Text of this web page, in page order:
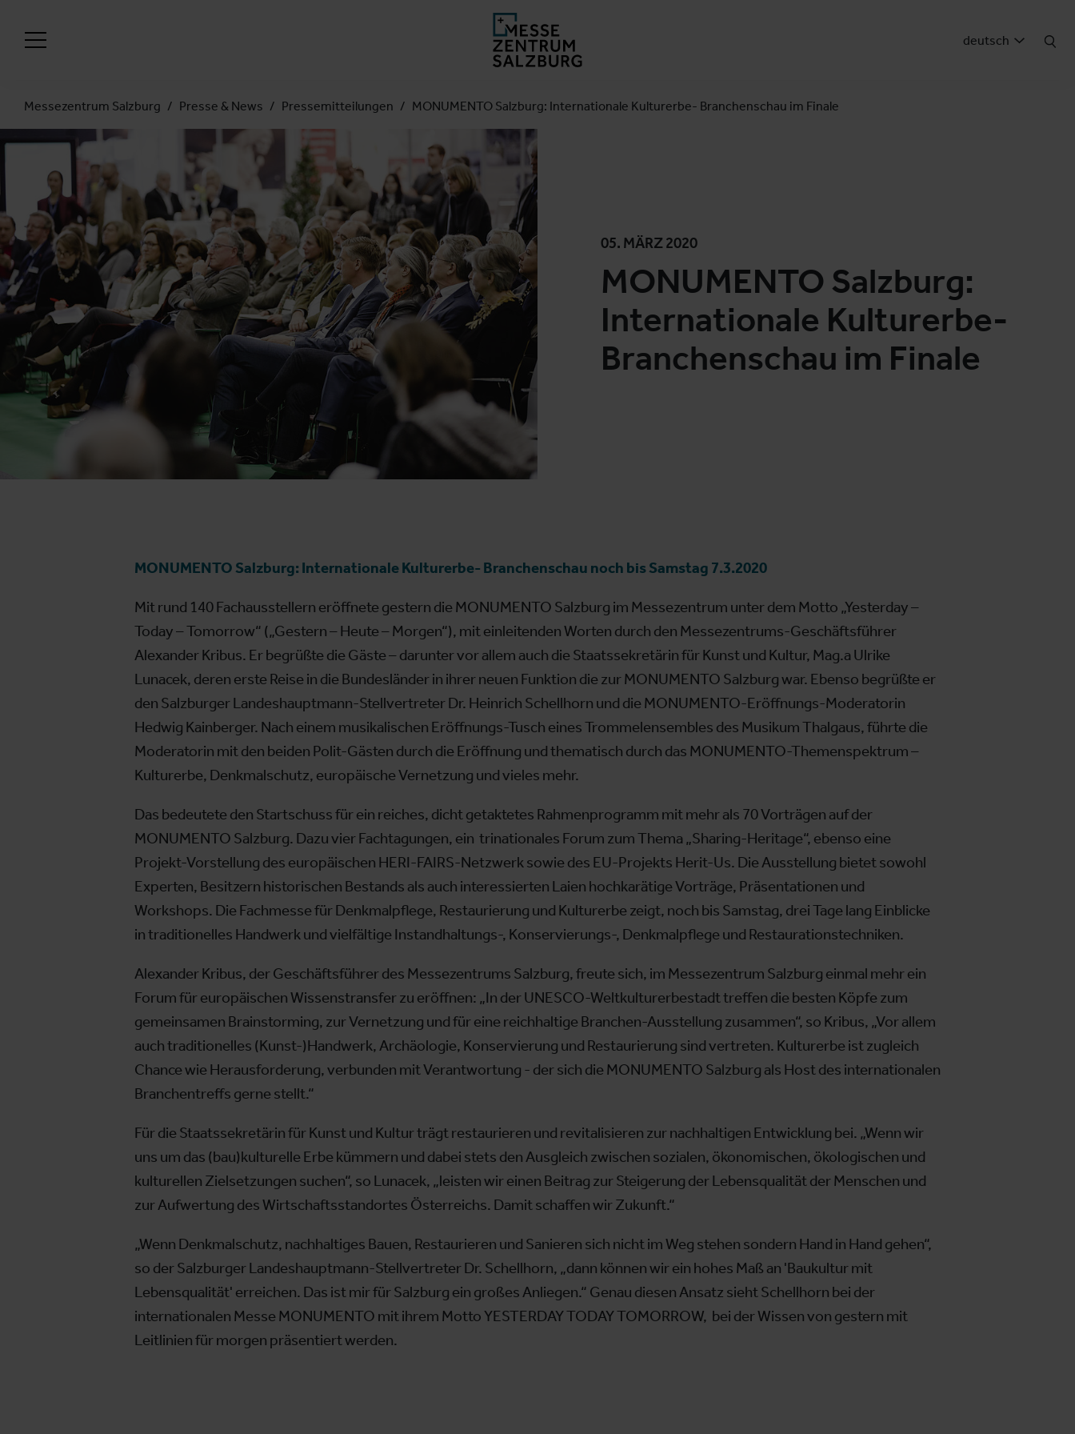
deutsch
Messezentrum Salzburg Presse & News Pressemitteilungen MONUMENTO Salzburg: Internationale Kulturerbe- Branchenschau im Finale
05. MÄRZ 2020
MONUMENTO Salzburg:
Internationale Kulturerbe-
Branchenschau im Finale
MONUMENTO Salzburg: Internationale Kulturerbe- Branchenschau noch bis Samstag 7.3.2020
Mit rund 140 Fachausstellern eröffnete gestern die MONUMENTO Salzburg im Messezentrum unter dem Motto „Yesterday –
Today – Tomorrow“ („Gestern – Heute – Morgen“), mit einleitenden Worten durch den Messezentrums-Geschäftsführer
Alexander Kribus. Er begrüßte die Gäste – darunter vor allem auch die Staatssekretärin für Kunst und Kultur, Mag.a Ulrike
Lunacek, deren erste Reise in die Bundesländer in ihrer neuen Funktion die zur MONUMENTO Salzburg war. Ebenso begrüßte er
den Salzburger Landeshauptmann-Stellvertreter Dr. Heinrich Schellhorn und die MONUMENTO-Eröffnungs-Moderatorin
Hedwig Kainberger. Nach einem musikalischen Eröffnungs-Tusch eines Trommelensembles des Musikum Thalgaus, führte die
Moderatorin mit den beiden Polit-Gästen durch die Eröffnung und thematisch durch das MONUMENTO-Themenspektrum –
Kulturerbe, Denkmalschutz, europäische Vernetzung und vieles mehr.
Das bedeutete den Startschuss für ein reiches, dicht getaktetes Rahmenprogramm mit mehr als 70 Vorträgen auf der
MONUMENTO Salzburg. Dazu vier Fachtagungen, ein trinationales Forum zum Thema „Sharing-Heritage“, ebenso eine
Projekt-Vorstellung des europäischen HERI-FAIRS-Netzwerk sowie des EU-Projekts Herit-Us. Die Ausstellung bietet sowohl
Experten, Besitzern historischen Bestands als auch interessierten Laien hochkarätige Vorträge, Präsentationen und
Workshops. Die Fachmesse für Denkmalpflege, Restaurierung und Kulturerbe zeigt, noch bis Samstag, drei Tage lang Einblicke
in traditionelles Handwerk und vielfältige Instandhaltungs-, Konservierungs-, Denkmalpflege und Restaurationstechniken.
Alexander Kribus, der Geschäftsführer des Messezentrums Salzburg, freute sich, im Messezentrum Salzburg einmal mehr ein
Forum für europäischen Wissenstransfer zu eröffnen: „In der UNESCO-Weltkulturerbestadt treffen die besten Köpfe zum
gemeinsamen Brainstorming, zur Vernetzung und für eine reichhaltige Branchen-Ausstellung zusammen“, so Kribus, „Vor allem
auch traditionelles (Kunst-)Handwerk, Archäologie, Konservierung und Restaurierung sind vertreten. Kulturerbe ist zugleich
Chance wie Herausforderung, verbunden mit Verantwortung - der sich die MONUMENTO Salzburg als Host des internationalen
Branchentreffs gerne stellt.“
Für die Staatssekretärin für Kunst und Kultur trägt restaurieren und revitalisieren zur nachhaltigen Entwicklung bei. „Wenn wir
uns um das (bau)kulturelle Erbe kümmern und dabei stets den Ausgleich zwischen sozialen, ökonomischen, ökologischen und
kulturellen Zielsetzungen suchen“, so Lunacek, „leisten wir einen Beitrag zur Steigerung der Lebensqualität der Menschen und
zur Aufwertung des Wirtschaftsstandortes Österreichs. Damit schaffen wir Zukunft.“
„Wenn Denkmalschutz, nachhaltiges Bauen, Restaurieren und Sanieren sich nicht im Weg stehen sondern Hand in Hand gehen“,
so der Salzburger Landeshauptmann-Stellvertreter Dr. Schellhorn, „dann können wir ein hohes Maß an 'Baukultur mit
Lebensqualität' erreichen. Das ist mir für Salzburg ein großes Anliegen.“ Genau diesen Ansatz sieht Schellhorn bei der
internationalen Messe MONUMENTO mit ihrem Motto YESTERDAY TODAY TOMORROW, bei der Wissen von gestern mit
Leitlinien für morgen präsentiert werden.